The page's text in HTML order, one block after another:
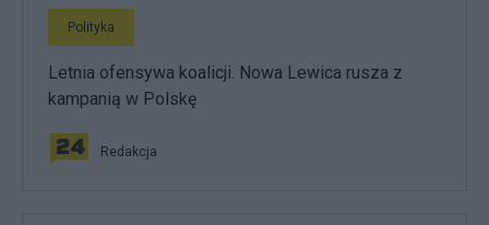
Polityka
Letnia ofensywa koalicji. Nowa Lewica rusza z
kampanią w Polskę
Redakcja